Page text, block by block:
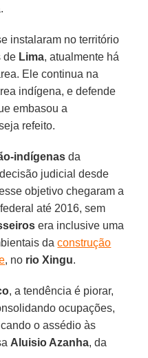
instalaram no território
de Lima, atualmente há
Ele continua na
indígena, e defende
embasou a
refeito.
indígenas da
judicial desde
objetivo chegaram a
até 2016, sem
era inclusive uma
daconstrução
, no rio Xingu.
, a tendência é piorar,
ocupações,
o assédio às
Aluisio Azanha, da